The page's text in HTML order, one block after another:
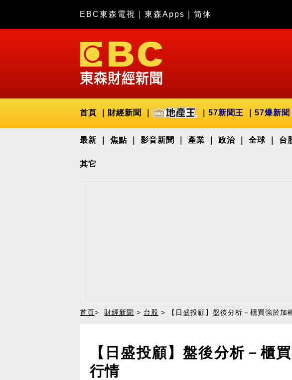
EBC東森電視 東森Apps 简体
首頁 財經新聞 57新聞王 57爆新聞
最新 焦點 影音新聞 產業 政治 全球 台
其它
首頁> 財經新聞 > 台股 > 【日盛投顧】盤後分析－櫃買強於加
【日盛投顧】盤後分析－櫃
行情